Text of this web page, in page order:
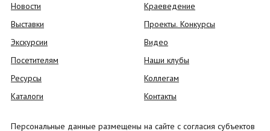
Новости
Выставки
Экскурсии
Посетителям
Ресурсы
Каталоги
Краеведение
Проекты. Конкурсы
Видео
Наши клубы
Коллегам
Контакты
Персональные данные размещены на сайте с согласия субъектов